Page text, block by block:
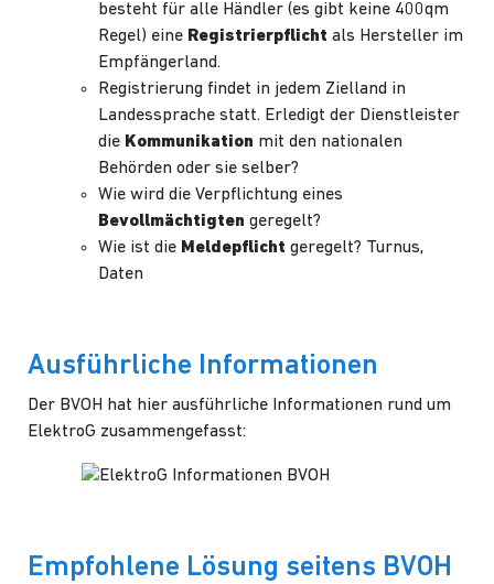
besteht für alle Händler (es gibt keine 400qm
Regel) eine Registrierpflicht als Hersteller im
Empfängerland.
Registrierung findet in jedem Zielland in
Landessprache statt. Erledigt der Dienstleister
die Kommunikation mit den nationalen
Behörden oder sie selber?
Wie wird die Verpflichtung eines
Bevollmächtigten geregelt?
Wie ist die Meldepflicht geregelt? Turnus,
Daten
Ausführliche Informationen
Der BVOH hat hier ausführliche Informationen rund um
ElektroG zusammengefasst:
Empfohlene Lösung seitens BVOH